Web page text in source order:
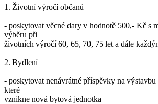
1. Životní výročí občanů
- poskytovat věcné dary v hodnotě 500,- Kč s
výběru při
životních výročí 60, 65, 70, 75 let a dále
2. Bydlení
- poskytovat nenávrátné příspěvky na
které
vznikne nová bytová jednotka